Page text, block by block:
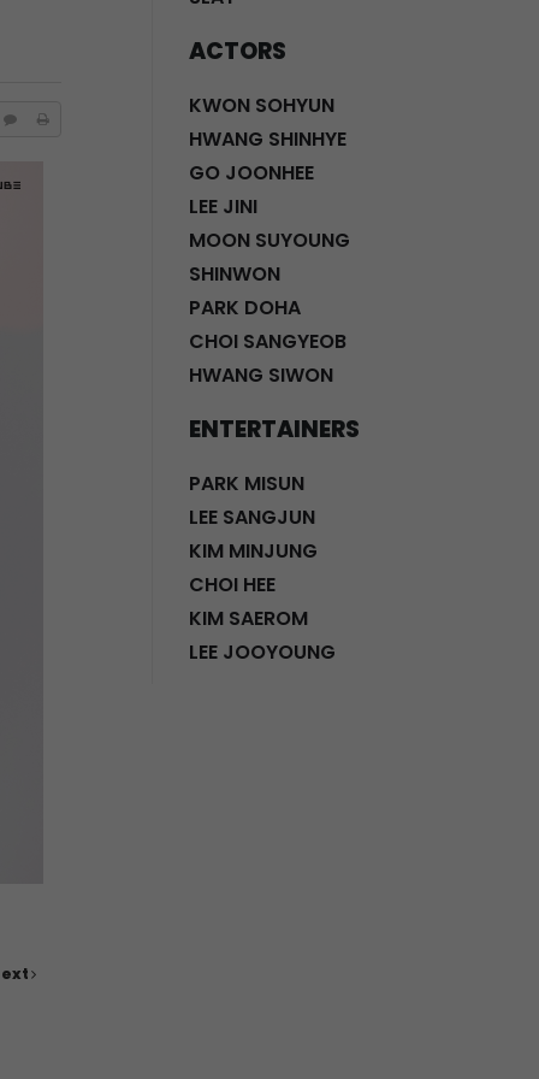
ACTORS
KWON SOHYUN
HWANG SHINHYE
GO JOONHEE
LEE JINI
MOON SUYOUNG
SHINWON
PARK DOHA
CHOI SANGYEOB
HWANG SIWON
ENTERTAINERS
PARK MISUN
LEE SANGJUN
KIM MINJUNG
CHOI HEE
KIM SAEROM
LEE JOOYOUNG